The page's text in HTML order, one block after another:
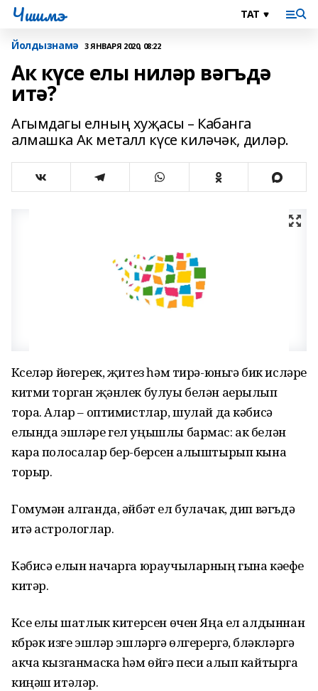
Чишмэ
Йолдызнамә 3 ЯНВАРЯ 2020, 08:22
Ак күсе елы ниләр вәгъдә
итә?
Агымдагы елның хуҗасы – Кабанга
алмашка Ак металл күсе киләчәк, диләр.
Күселәр йөгерек, җитез һәм тирә-юньгә бик исләре
китми торган җәнлек булуы белән аерылып
тора. Алар – оптимистлар, шулай да кәбисә
елында эшләре гел уңышлы бармас: ак белән
кара полосалар бер-берсен алыштырып кына
торыр.
Гомумән алганда, әйбәт ел булачак, дип вәгъдә
итә астрологлар.
Кәбисә елын начарга юраучыларның гына кәефе
китәр.
Күсе елы шатлык китерсен өчен Яңа ел алдыннан
күбрәк изге эшләр эшләргә өлгерергә, бүләкләргә
акча кызганмаска һәм өйгә песи алып кайтырга
киңәш итәләр.